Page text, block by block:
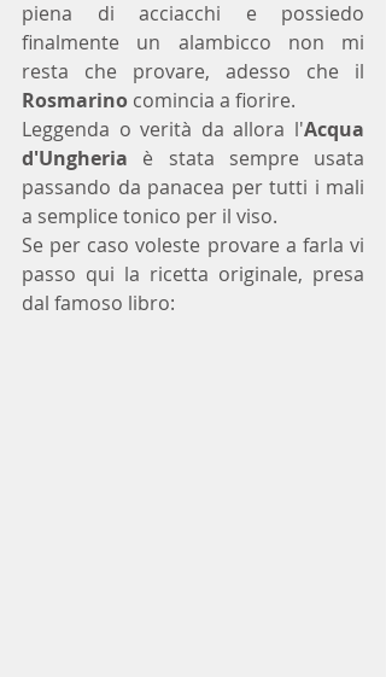
piena di acciacchi e possiedo
finalmente un alambicco non mi
resta che provare, adesso che il
Rosmarino comincia a fiorire.
Leggenda o verità da allora l'Acqua
d'Ungheria è stata sempre usata
passando da panacea per tutti i mali
a semplice tonico per il viso.
Se per caso voleste provare a farla vi
passo qui la ricetta originale, presa
dal famoso libro: